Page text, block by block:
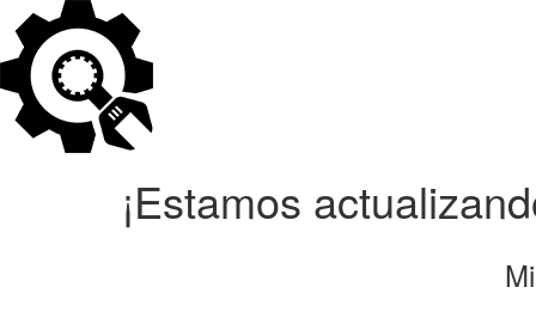
¡Estamos